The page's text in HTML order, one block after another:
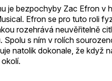
je bezpochyby Zac Efron v
Efron se pro tuto roli
rozehrává neuvěřitelně
s ním v rolích
natolik dokonale, že když